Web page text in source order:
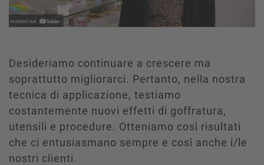
Desideriamo continuare a crescere ma
soprattutto migliorarci. Pertanto, nella nostra
tecnica di applicazione, testiamo
costantemente nuovi effetti di goffratura,
utensili e procedure. Otteniamo così risultati
che ci entusiasmano sempre e così anche i/le
nostri clienti.